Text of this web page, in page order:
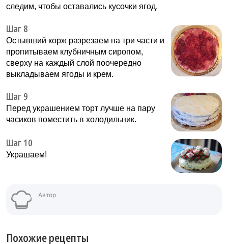
следим, чтобы оставались кусочки ягод.
Шаг 8
Остывший корж разрезаем на три части и
пропитываем клубничным сиропом,
сверху на каждый слой поочередно
выкладываем ягоды и крем.
Шаг 9
Перед украшением торт лучше на пару
часиков поместить в холодильник.
Шаг 10
Украшаем!
Автор
Похожие рецепты